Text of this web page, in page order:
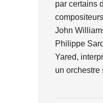
par certains
John
Philippe
Yared,
un orchestre